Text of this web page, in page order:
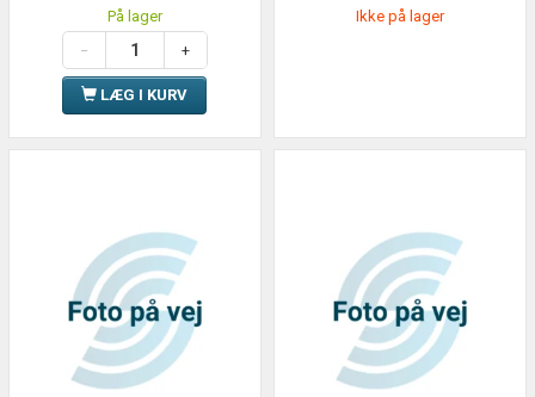
På lager
LÆG I KURV
Ikke på lager